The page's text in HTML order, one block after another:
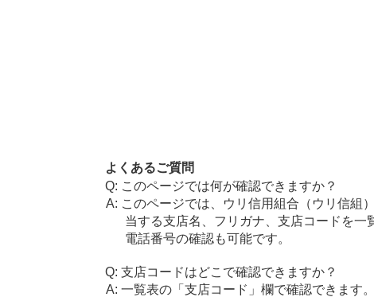
よくあるご質問
このページでは何が確認できますか？
このページでは、ウリ信用組合（ウリ信組
当する支店名、フリガナ、支店コードを
電話番号の確認も可能です。
支店コードはどこで確認できますか？
一覧表の「支店コード」欄で確認できます